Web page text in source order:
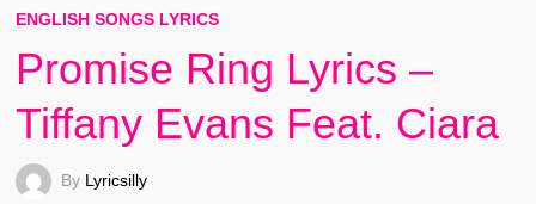
ENGLISH SONGS LYRICS
Promise Ring Lyrics –
Tiffany Evans Feat. Ciara
By Lyricsilly